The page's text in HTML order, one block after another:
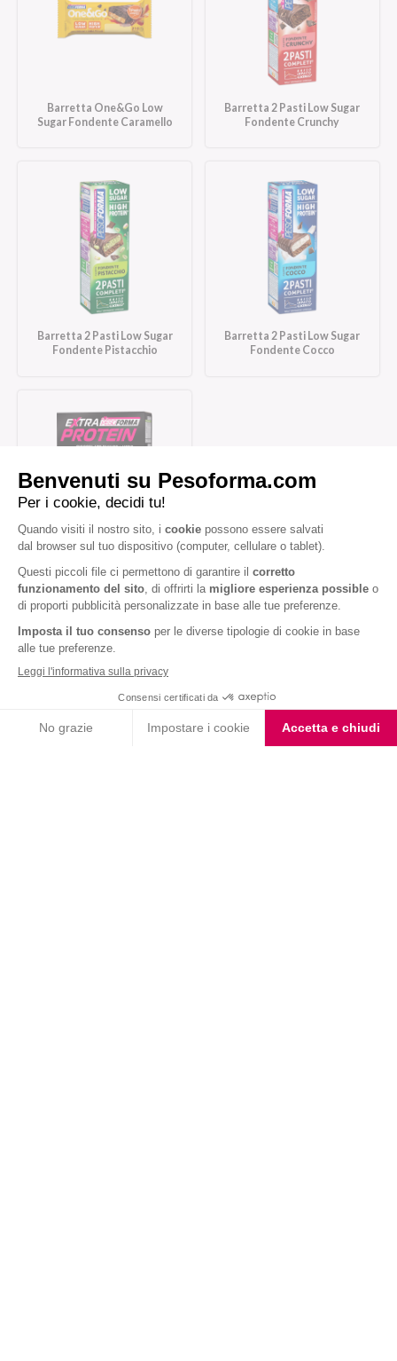
Barretta One&Go Low
Sugar Fondente Caramello
Barretta 2 Pasti Low Sugar
Fondente Crunchy
Barretta 2 Pasti Low Sugar
Fondente Pistacchio
Barretta 2 Pasti Low Sugar
Fondente Cocco
Barrette Extra Protein
Cioccolato Bianco e Nero
Iscriviti alla newsletter